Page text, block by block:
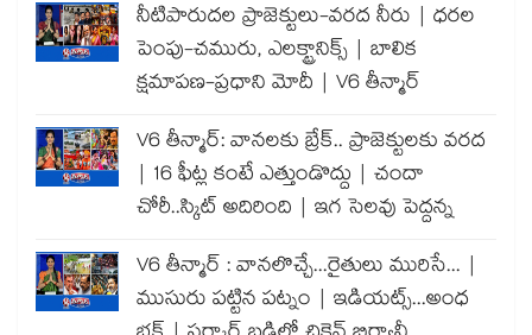
నీటిపారుదల ప్రాజెక్టులు-వరద నీరు | ధరల
పెంపు-చమురు, ఎలక్ట్రానిక్స్ | బాలిక
క్షమాపణ-ప్రధాని మోదీ | V6 తీన్మార్
V6 తీన్మార్: వానలకు బ్రేక్.. ప్రాజెక్టులకు వరద
| 16 ఫీట్ల కంటే ఎత్తుండొద్దు | చందా
చోరీ..స్కిట్ అదిరింది | ఇగ సెలవు పెద్దన్న
V6 తీన్మార్ : వానలొచ్చే...రైతులు మురిసే... |
ముసురు పట్టిన పట్నం | ఇడియట్స్...అంధ